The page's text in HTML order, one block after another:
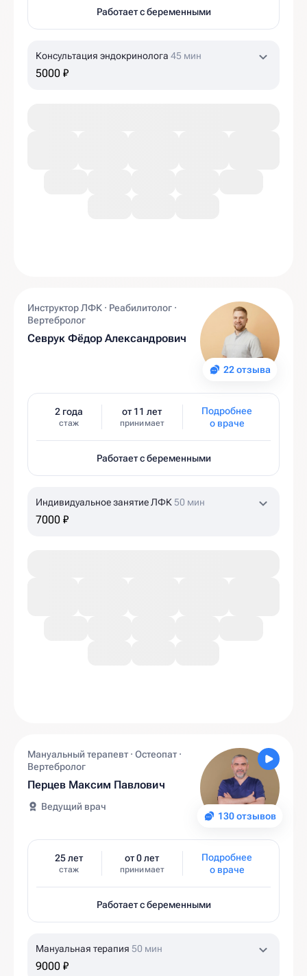
Работает с беременными
Консультация эндокринолога 45 мин
5000 ₽
22 отзыва
Инструктор ЛФК · Реабилитолог ·
Вертебролог
Севрук Фёдор Александрович
2 года
стаж
от 11 лет
принимает
Подробнее
о враче
Работает с беременными
Индивидуальное занятие ЛФК 50 мин
7000 ₽
130 отзывов
Мануальный терапевт · Остеопат ·
Вертебролог
Перцев Максим Павлович
Ведущий врач
25 лет
стаж
от 0 лет
принимает
Подробнее
о враче
Работает с беременными
Мануальная терапия 50 мин
9000 ₽